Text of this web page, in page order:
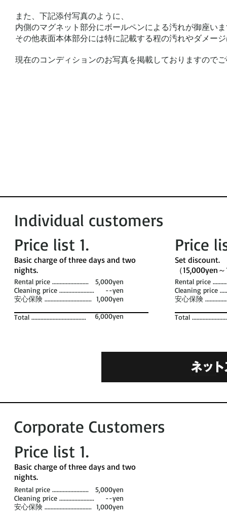
また、下記添付写真のように、
内側のマグネット部分にボールペンによる汚れが御座い
その他表面本体部分には特に記載する程の汚れやダメー
現在のコンディションのお写真を掲載しておりますので
Individual customers
Price list 1​.
​Basic charge of three days and two
nights. ​
5,000yen
--yen
1,000yen
6,000yen
Rental price ........................
Cleaning price .......................
安心保険 ...............................
Total ....................................
Price
​Set discount. ​
（15,000yen
Rental price
Cleaning price
安心保険
Total
Corporate Customers
Price list 1​.
​Basic charge of three days and two
nights. ​
5,000yen
--yen
1,000yen
Rental price ........................
Cleaning price .......................
安心保険 ...............................